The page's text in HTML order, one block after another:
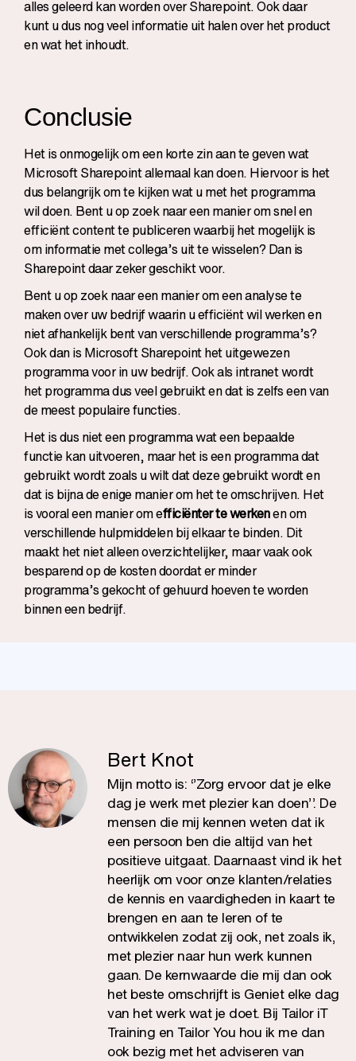
alles geleerd kan worden over Sharepoint. Ook daar
kunt u dus nog veel informatie uit halen over het product
en wat het inhoudt.
Conclusie
Het is onmogelijk om een korte zin aan te geven wat
Microsoft Sharepoint allemaal kan doen. Hiervoor is het
dus belangrijk om te kijken wat u met het programma
wil doen. Bent u op zoek naar een manier om snel en
efficiënt content te publiceren waarbij het mogelijk is
om informatie met collega’s uit te wisselen? Dan is
Sharepoint daar zeker geschikt voor.
Bent u op zoek naar een manier om een analyse te
maken over uw bedrijf waarin u efficiënt wil werken en
niet afhankelijk bent van verschillende programma’s?
Ook dan is Microsoft Sharepoint het uitgewezen
programma voor in uw bedrijf. Ook als intranet wordt
het programma dus veel gebruikt en dat is zelfs een van
de meest populaire functies.
Het is dus niet een programma wat een bepaalde
functie kan uitvoeren, maar het is een programma dat
gebruikt wordt zoals u wilt dat deze gebruikt wordt en
dat is bijna de enige manier om het te omschrijven. Het
is vooral een manier om efficiënter te werkenen om
verschillende hulpmiddelen bij elkaar te binden. Dit
maakt het niet alleen overzichtelijker, maar vaak ook
besparend op de kosten doordat er minder
programma’s gekocht of gehuurd hoeven te worden
binnen een bedrijf.
Bert Knot
Mijn motto is: ‘’Zorg ervoor dat je elke
dag je werk met plezier kan doen’’. De
mensen die mij kennen weten dat ik
een persoon ben die altijd van het
positieve uitgaat. Daarnaast vind ik het
heerlijk om voor onze klanten/relaties
de kennis en vaardigheden in kaart te
brengen en aan te leren of te
ontwikkelen zodat zij ook, net zoals ik,
met plezier naar hun werk kunnen
gaan. De kernwaarde die mij dan ook
het beste omschrijft is Geniet elke dag
van het werk wat je doet. Bij Tailor iT
Training en Tailor You hou ik me dan
ook bezig met het adviseren van